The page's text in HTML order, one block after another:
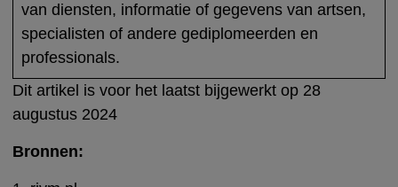
van diensten, informatie of gegevens van artsen,
specialisten of andere gediplomeerden en
professionals.
Dit artikel is voor het laatst bijgewerkt op 28
augustus 2024
Bronnen: